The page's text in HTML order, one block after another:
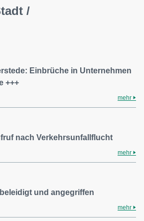
/
Einbrüche in Unternehmen
+++
mehr
nach Verkehrsunfallflucht
mehr
und angegriffen
mehr